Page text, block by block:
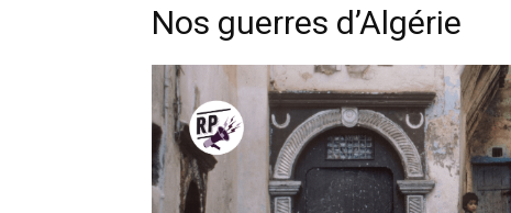
Nos guerres d’Algérie